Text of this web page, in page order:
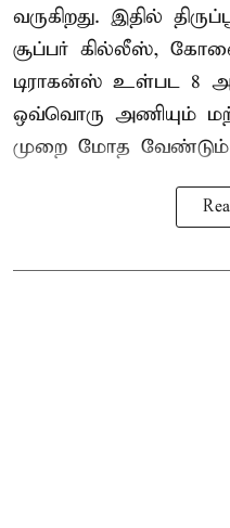
வருகிறது. இதில்
சூப்பர் கில்லீஸ்,
டிராகன்ஸ் உள்பட 8
ஒவ்வொரு அணியும்
முறை மோத